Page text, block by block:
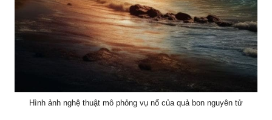
Hình ảnh nghệ thuật mô phỏng vụ nổ của quả bon nguyên tử